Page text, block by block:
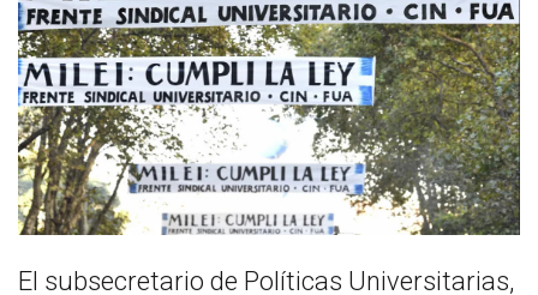
El subsecretario de Políticas Universitarias,